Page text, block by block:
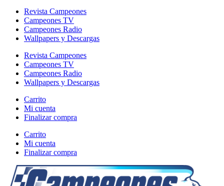
Revista Campeones
Campeones TV
Campeones Radio
Wallpapers y Descargas
Revista Campeones
Campeones TV
Campeones Radio
Wallpapers y Descargas
Carrito
Mi cuenta
Finalizar compra
Carrito
Mi cuenta
Finalizar compra